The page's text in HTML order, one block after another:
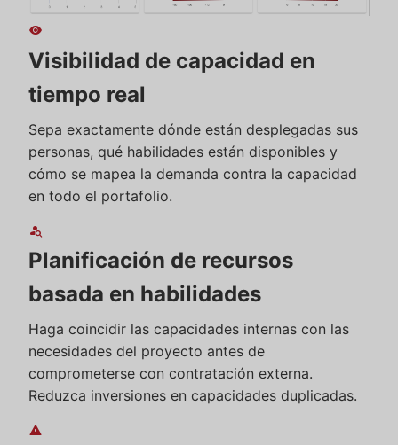
visibility
Visibilidad de capacidad en
tiempo real
Sepa exactamente dónde están desplegadas sus
personas, qué habilidades están disponibles y
cómo se mapea la demanda contra la capacidad
en todo el portafolio.
person_search
Planificación de recursos
basada en habilidades
Haga coincidir las capacidades internas con las
necesidades del proyecto antes de
comprometerse con contratación externa.
Reduzca inversiones en capacidades duplicadas.
warning